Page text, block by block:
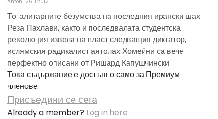
Anton 26.11.2012
Тоталитарните безумства на последния ирански шах
Реза Пахлави, както и последвалата студентска
революция извела на власт следващия диктатор,
ислямския радикалист аятолах Хомейни са вече
перфектно описани от Ришард Капушчински
Това съдържание е достъпно само за Премиум
членове.
Присъедини се сега
Already a member? Log in here